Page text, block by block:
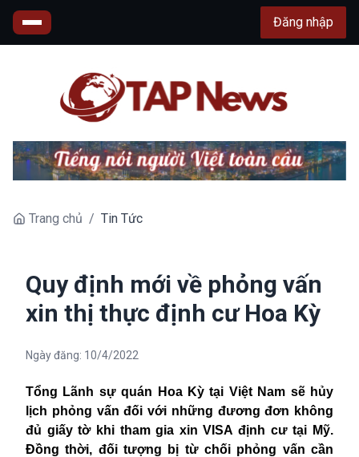
Đăng nhập
Trang chủ / Tin Tức
Quy định mới về phỏng vấn
xin thị thực định cư Hoa Kỳ
Ngày đăng: 10/4/2022
Tổng Lãnh sự quán Hoa Kỳ tại Việt Nam sẽ hủy
lịch phỏng vấn đối với những đương đơn không
đủ giấy tờ khi tham gia xin VISA định cư tại Mỹ.
Đồng thời, đối tượng bị từ chối phỏng vấn cần